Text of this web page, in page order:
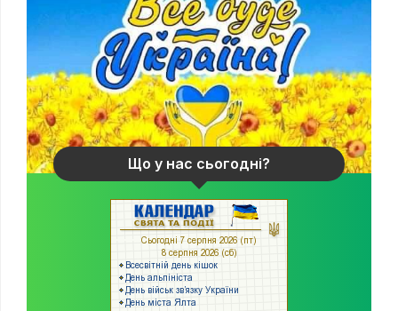
Що у нас сьогодні?